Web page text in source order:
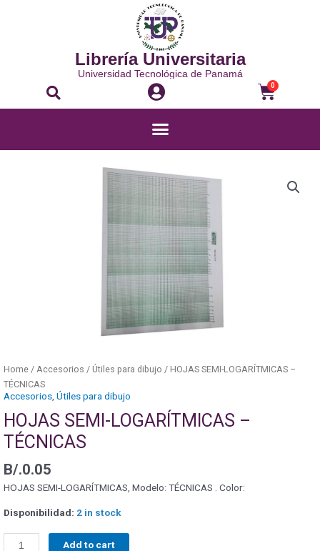
Librería Universitaria
Universidad Tecnológica de Panamá
0
Home / Accesorios / Útiles para dibujo / HOJAS SEMI-LOGARÍTMICAS –
TÉCNICAS
Accesorios Útiles para dibujo
HOJAS SEMI-LOGARÍTMICAS –
TÉCNICAS
B/.0.05
HOJAS SEMI-LOGARÍTMICAS, Modelo: TÉCNICAS . Color:
Disponibilidad: 2 in stock
Add to cart